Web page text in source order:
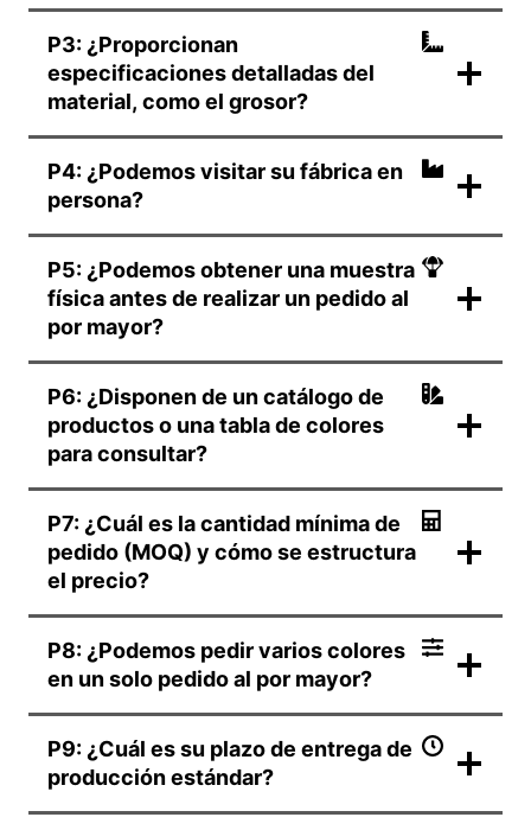
P3: ¿Proporcionan
especificaciones detalladas del
material, como el grosor?
P4: ¿Podemos visitar su fábrica en
persona?
P5: ¿Podemos obtener una muestra
física antes de realizar un pedido al
por mayor?
P6: ¿Disponen de un catálogo de
productos o una tabla de colores
para consultar?
P7: ¿Cuál es la cantidad mínima de
pedido (MOQ) y cómo se estructura
el precio?
P8: ¿Podemos pedir varios colores
en un solo pedido al por mayor?
P9: ¿Cuál es su plazo de entrega de
producción estándar?